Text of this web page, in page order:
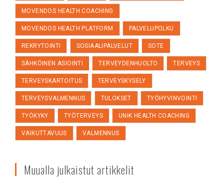
MOVENDOS HEALTH COACHING
MOVENDOS HEALTH PLATFORM PALVELUPOLKU
REKRYTOINTI SOSIAALIPALVELUT SOTE
SÄHKÖINEN ASIOINTI TERVEYDENHUOLTO TERVEYS
TERVEYSKARTOITUS TERVEYSKYSELY
TERVEYSVALMENNUS TULOKSET TYÖHYVINVOINTI
TYÖKYKY TYÖTERVEYS UNIK HEALTH COACHING
VAIKUTTAVUUS VALMENNUS
Muualla julkaistut artikkelit